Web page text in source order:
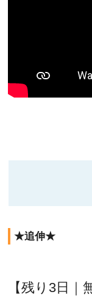
★追伸★
【残り3日｜